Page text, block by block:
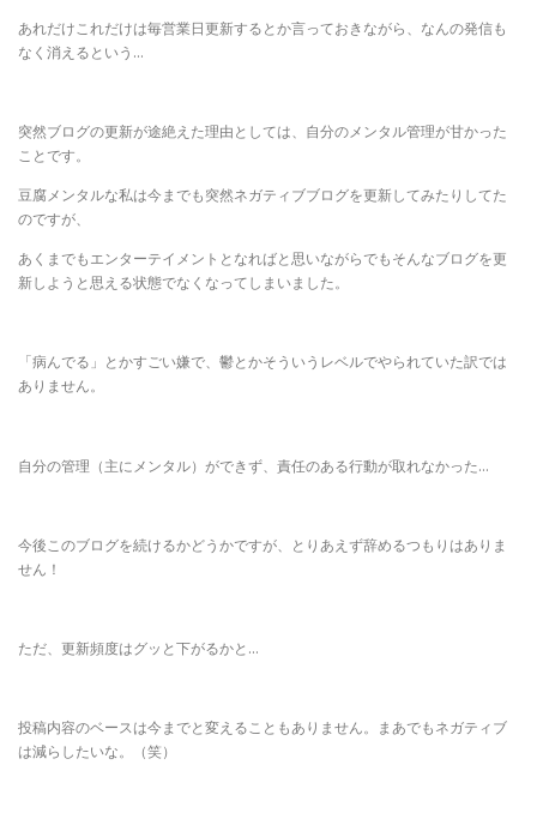
あれだけこれだけは毎営業日更新するとか言っておきながら、なんの発信も
なく消えるという…
突然ブログの更新が途絶えた理由としては、自分のメンタル管理が甘かった
ことです。
豆腐メンタルな私は今までも突然ネガティブブログを更新してみたりしてた
のですが、
あくまでもエンターテイメントとなればと思いながらでもそんなブログを更
新しようと思える状態でなくなってしまいました。
「病んでる」とかすごい嫌で、鬱とかそういうレベルでやられていた訳では
ありません。
自分の管理（主にメンタル）ができず、責任のある行動が取れなかった…
今後このブログを続けるかどうかですが、とりあえず辞めるつもりはありま
せん！
ただ、更新頻度はグッと下がるかと…
投稿内容のベースは今までと変えることもありません。まあでもネガティブ
は減らしたいな。（笑）